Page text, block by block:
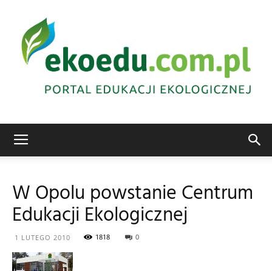
ekologiczna
W Opolu powstanie Centrum
Edukacji Ekologicznej
1 LUTEGO 2010 1818 0